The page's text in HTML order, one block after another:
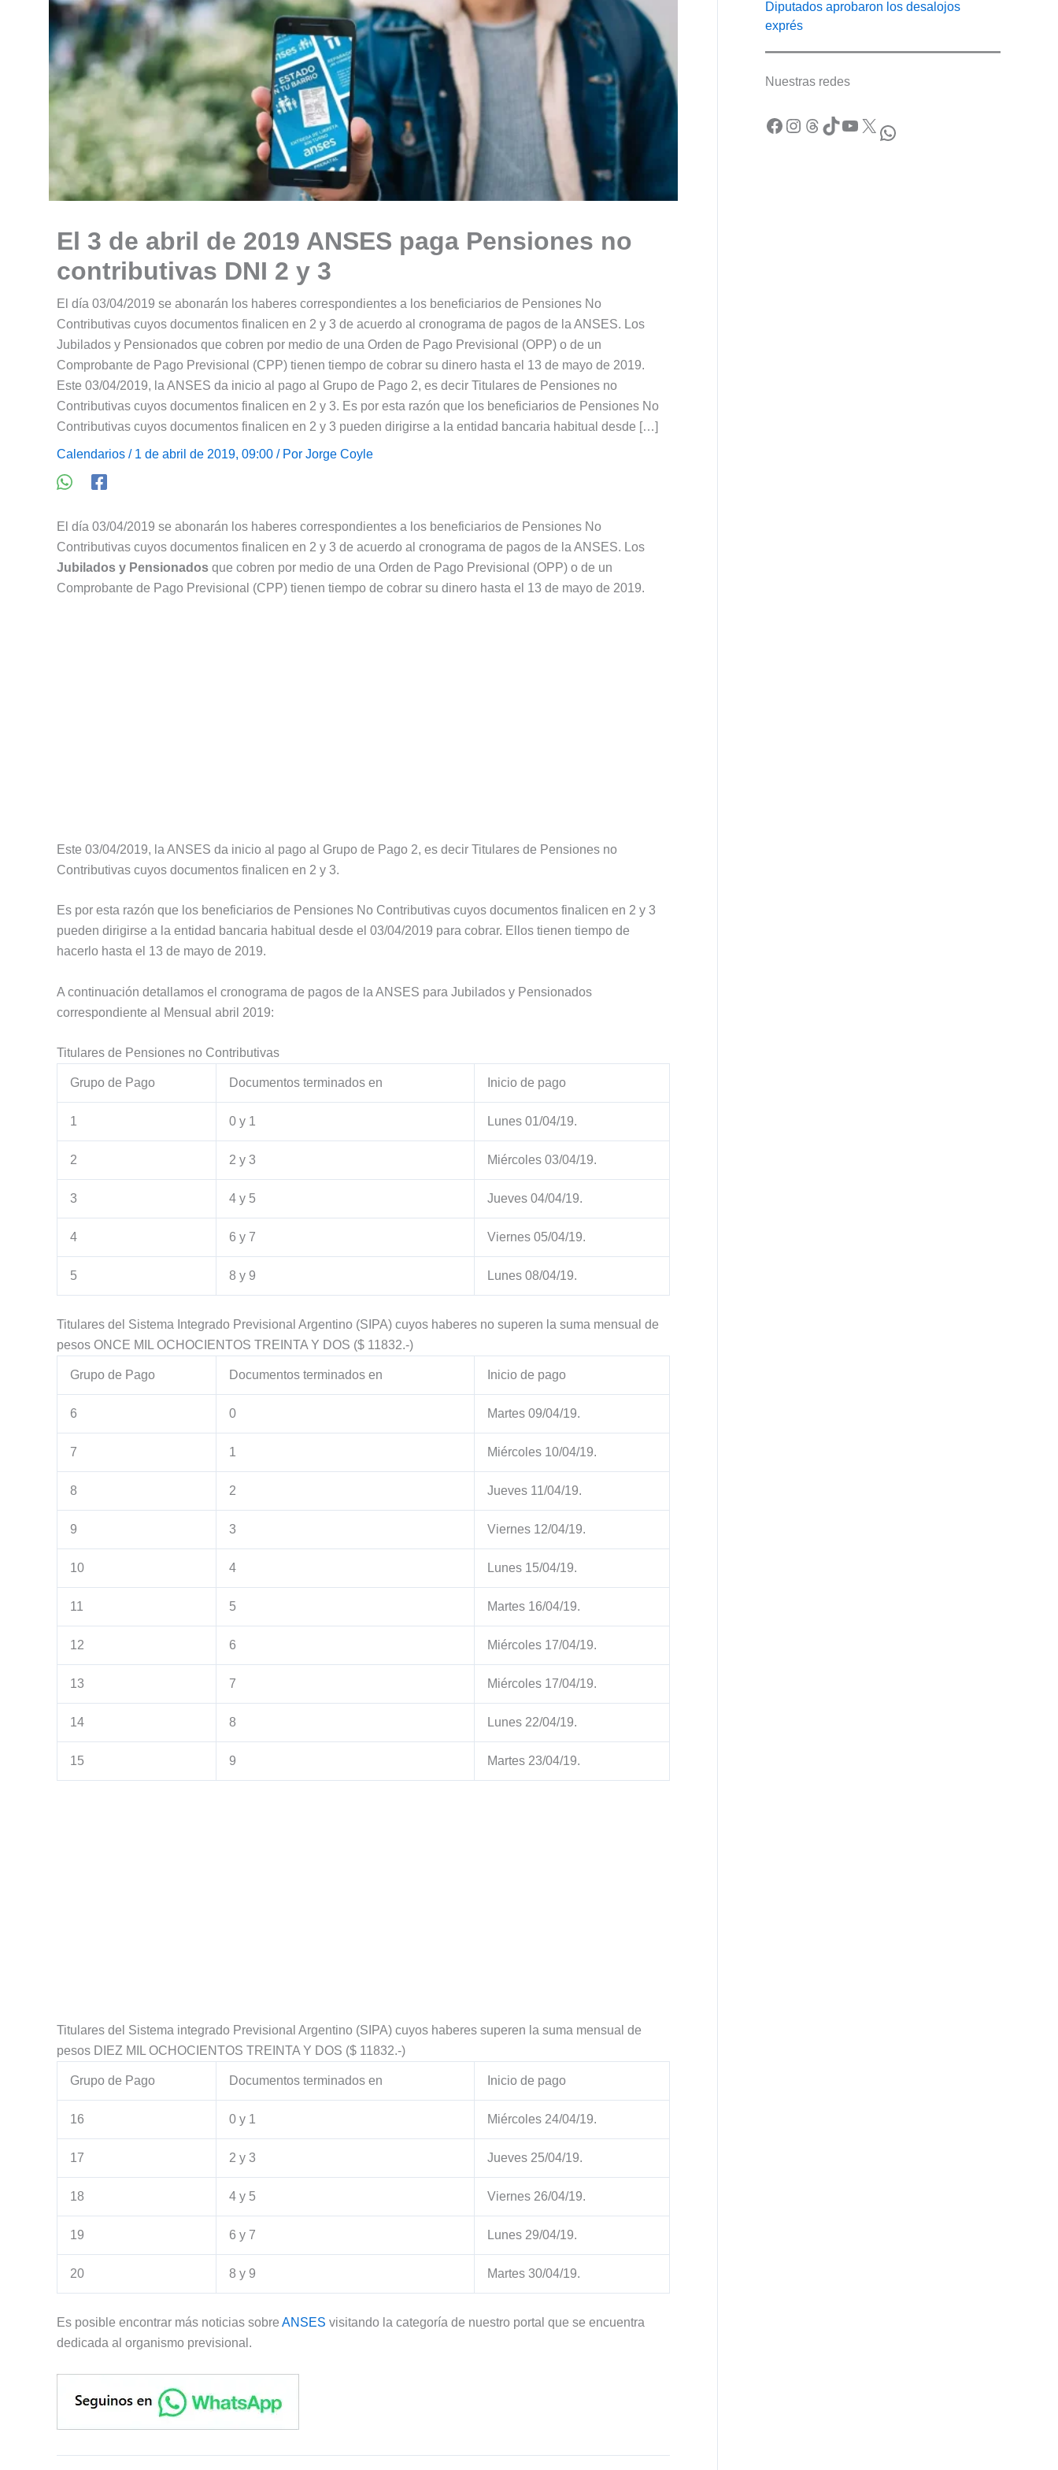
El 3 de abril de 2019 ANSES paga Pensiones no
contributivas DNI 2 y 3
El día 03/04/2019 se abonarán los haberes correspondientes a los beneficiarios de Pensiones No
Contributivas cuyos documentos finalicen en 2 y 3 de acuerdo al cronograma de pagos de la ANSES. Los
Jubilados y Pensionados que cobren por medio de una Orden de Pago Previsional (OPP) o de un
Comprobante de Pago Previsional (CPP) tienen tiempo de cobrar su dinero hasta el 13 de mayo de 2019.
Este 03/04/2019, la ANSES da inicio al pago al Grupo de Pago 2, es decir Titulares de Pensiones no
Contributivas cuyos documentos finalicen en 2 y 3. Es por esta razón que los beneficiarios de Pensiones No
Contributivas cuyos documentos finalicen en 2 y 3 pueden dirigirse a la entidad bancaria habitual desde […]
Calendarios / 1 de abril de 2019, 09:00 / Por Jorge Coyle
El día 03/04/2019 se abonarán los haberes correspondientes a los beneficiarios de Pensiones No
Contributivas cuyos documentos finalicen en 2 y 3 de acuerdo al cronograma de pagos de la ANSES. Los
Jubilados y Pensionados que cobren por medio de una Orden de Pago Previsional (OPP) o de un
Comprobante de Pago Previsional (CPP) tienen tiempo de cobrar su dinero hasta el 13 de mayo de 2019.
Este 03/04/2019, la ANSES da inicio al pago al Grupo de Pago 2, es decir Titulares de Pensiones no
Contributivas cuyos documentos finalicen en 2 y 3.
Es por esta razón que los beneficiarios de Pensiones No Contributivas cuyos documentos finalicen en 2 y 3
pueden dirigirse a la entidad bancaria habitual desde el 03/04/2019 para cobrar. Ellos tienen tiempo de
hacerlo hasta el 13 de mayo de 2019.
A continuación detallamos el cronograma de pagos de la ANSES para Jubilados y Pensionados
correspondiente al Mensual abril 2019:
Titulares de Pensiones no Contributivas
Grupo de Pago Documentos terminados en Inicio de pago
1 0 y 1 Lunes 01/04/19.
2 2 y 3 Miércoles 03/04/19.
3 4 y 5 Jueves 04/04/19.
4 6 y 7 Viernes 05/04/19.
5 8 y 9 Lunes 08/04/19.
Titulares del Sistema Integrado Previsional Argentino (SIPA) cuyos haberes no superen la suma mensual de
pesos ONCE MIL OCHOCIENTOS TREINTA Y DOS ($ 11832.-)
Grupo de Pago Documentos terminados en Inicio de pago
6 0 Martes 09/04/19.
7 1 Miércoles 10/04/19.
8 2 Jueves 11/04/19.
9 3 Viernes 12/04/19.
10 4 Lunes 15/04/19.
11 5 Martes 16/04/19.
12 6 Miércoles 17/04/19.
13 7 Miércoles 17/04/19.
14 8 Lunes 22/04/19.
15 9 Martes 23/04/19.
Titulares del Sistema integrado Previsional Argentino (SIPA) cuyos haberes superen la suma mensual de
pesos DIEZ MIL OCHOCIENTOS TREINTA Y DOS ($ 11832.-)
Grupo de Pago Documentos terminados en Inicio de pago
16 0 y 1 Miércoles 24/04/19.
17 2 y 3 Jueves 25/04/19.
18 4 y 5 Viernes 26/04/19.
19 6 y 7 Lunes 29/04/19.
20 8 y 9 Martes 30/04/19.
Es posible encontrar más noticias sobre ANSES visitando la categoría de nuestro portal que se encuentra
dedicada al organismo previsional.
Diputados aprobaron los desalojos
exprés
Nuestras redes
Facebook Instagram Threads TikTok YouTube X WhatsApp